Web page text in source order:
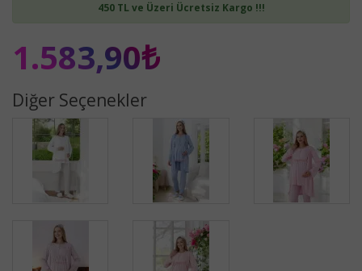
450 TL ve Üzeri Ücretsiz Kargo !!!
1.583,90₺
Diğer Seçenekler